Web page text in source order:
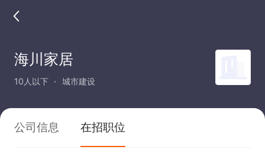
海川家居
10人以下 城市建设
公司信息 在招职位